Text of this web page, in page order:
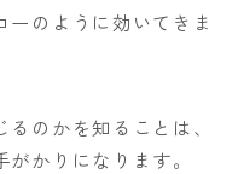
ーのように効いてきま
のかを知ることは、
かりになります。